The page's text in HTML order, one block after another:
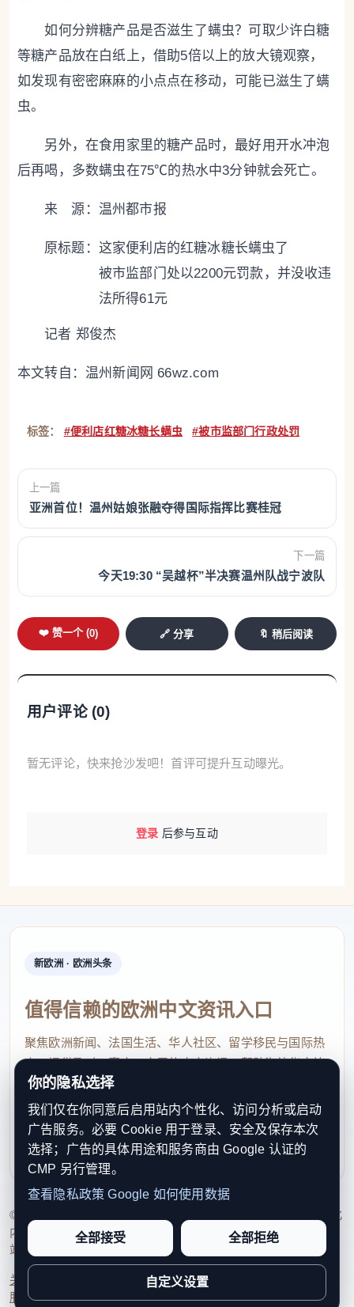
如何分辨糖产品是否滋生了螨虫？可取少许白糖
等糖产品放在白纸上，借助5倍以上的放大镜观察，
如发现有密密麻麻的小点点在移动，可能已滋生了螨
虫。
另外，在食用家里的糖产品时，最好用开水冲泡
后再喝，多数螨虫在75℃的热水中3分钟就会死亡。
来 源：温州都市报
原标题： 这家便利店的红糖冰糖长螨虫了
被市监部门处以2200元罚款，并没收违
法所得61元
记者 郑俊杰
本文转自： 温州新闻网 66wz.com
标签： #便利店红糖冰糖长螨虫 #被市监部门行政处罚
上一篇
亚洲首位！温州姑娘张融夺得国际指挥比赛桂冠
下一篇
今天19:30 “吴越杯”半决赛温州队战宁波队
❤️ 赞一个 (0) 🔗 分享 🔖 稍后阅读
用户评论 (0)
暂无评论，快来抢沙发吧！首评可提升互动曝光。
登录 后参与互动
新欧洲 · 欧洲头条
值得信赖的欧洲中文资讯入口
聚焦欧洲新闻、法国生活、华人社区、留学移民与国际热
点，提供及时、真实、实用的中文资讯，帮助海外华人快
速了解欧洲动态。
contact@xinouzhou.com
服务支持、版权与合作：工作日优先处理站务、投稿与权
利通知
© 2026 新欧洲·欧洲头条. All Rights Reserved. 本网站持续优化
内容透明度、联系方式与用户权利说明，以提升品牌信任感和
站点完整度。
关于我们 编辑规范日期归档隐私政策
服务条款联系我们
你的隐私选择
我们仅在你同意后启用站内个性化、访问分析或启动
广告服务。必要 Cookie 用于登录、安全及保存本次
选择；广告的具体用途和服务商由 Google 认证的
CMP 另行管理。
查看隐私政策 Google 如何使用数据
全部接受 全部拒绝
自定义设置